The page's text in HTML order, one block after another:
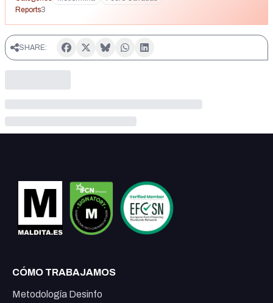
Reports3
SHARE:
CÓMO TRABAJAMOS
Metodología Desinfo